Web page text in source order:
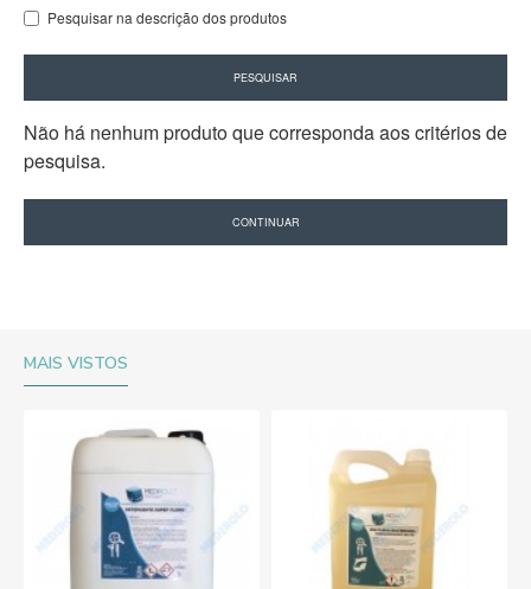
Pesquisar na descrição dos produtos
PESQUISAR
Não há nenhum produto que corresponda aos critérios de
pesquisa.
CONTINUAR
MAIS VISTOS